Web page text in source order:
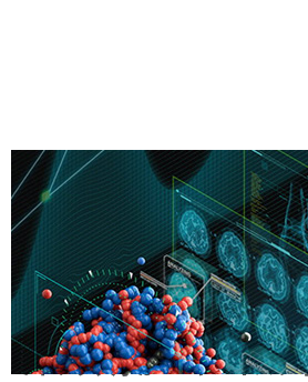
Share
ミネソタ大学が AI やハイパ